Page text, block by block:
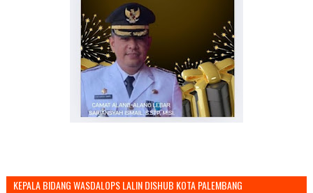
KEPALA BIDANG WASDALOPS LALIN DISHUB KOTA PALEMBANG